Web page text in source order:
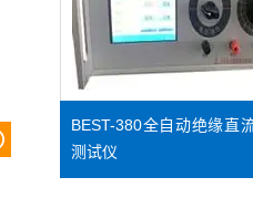
BEST-380全自动绝缘直
测试仪